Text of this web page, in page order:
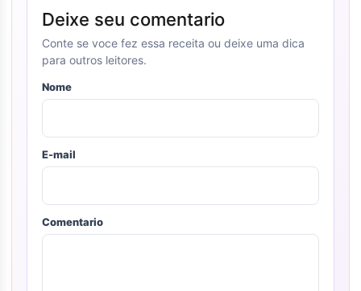
Deixe seu comentario
Conte se voce fez essa receita ou deixe uma dica
para outros leitores.
Nome
E-mail
Comentario